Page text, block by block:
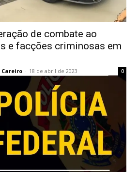
de combate ao
e facções criminosas em
- 18 de abril de 2023 0